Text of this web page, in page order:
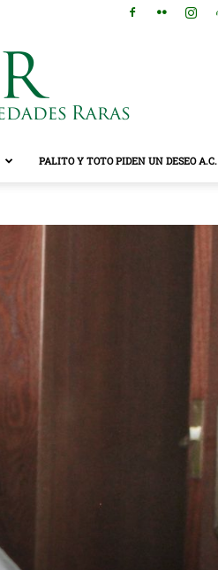
PALITO Y TOTO PIDEN UN DESEO A.C.